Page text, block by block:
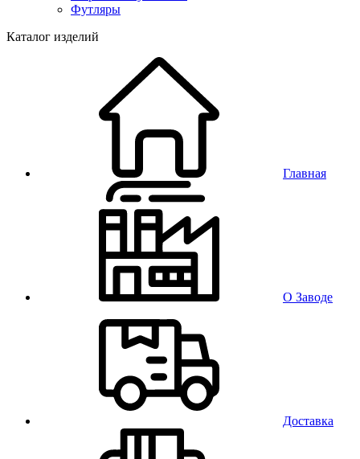
Футляры
Каталог изделий
Главная
О Заводе
Доставка